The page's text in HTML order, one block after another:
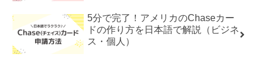
5分で完了！アメリカのChaseカー
ドの作り方を日本語で解説（ビジネ
ス・個人）